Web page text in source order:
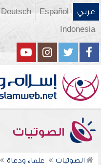
عربي Español
Deutsch
Indonesia
الصوتيات
الصوتيات علماء ودعاة